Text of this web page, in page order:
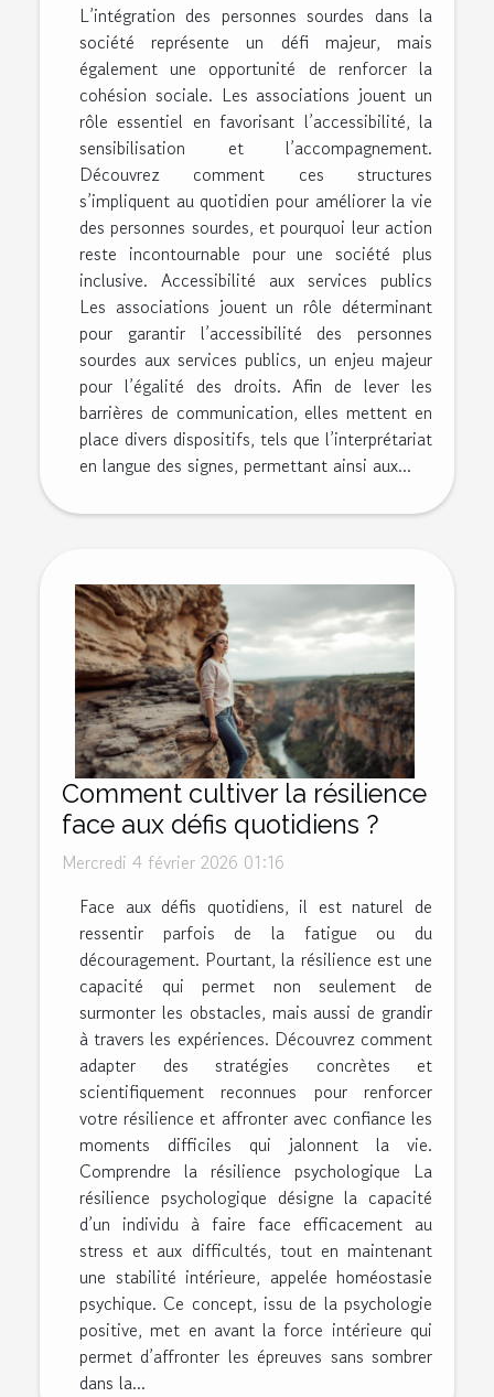
L’intégration des personnes sourdes dans la
société représente un défi majeur, mais
également une opportunité de renforcer la
cohésion sociale. Les associations jouent un
rôle essentiel en favorisant l’accessibilité, la
sensibilisation et l’accompagnement.
Découvrez comment ces structures
s’impliquent au quotidien pour améliorer la vie
des personnes sourdes, et pourquoi leur action
reste incontournable pour une société plus
inclusive. Accessibilité aux services publics
Les associations jouent un rôle déterminant
pour garantir l’accessibilité des personnes
sourdes aux services publics, un enjeu majeur
pour l’égalité des droits. Afin de lever les
barrières de communication, elles mettent en
place divers dispositifs, tels que l’interprétariat
en langue des signes, permettant ainsi aux...
Comment cultiver la résilience
face aux défis quotidiens ?
Mercredi 4 février 2026 01:16
Face aux défis quotidiens, il est naturel de
ressentir parfois de la fatigue ou du
découragement. Pourtant, la résilience est une
capacité qui permet non seulement de
surmonter les obstacles, mais aussi de grandir
à travers les expériences. Découvrez comment
adapter des stratégies concrètes et
scientifiquement reconnues pour renforcer
votre résilience et affronter avec confiance les
moments difficiles qui jalonnent la vie.
Comprendre la résilience psychologique La
résilience psychologique désigne la capacité
d’un individu à faire face efficacement au
stress et aux difficultés, tout en maintenant
une stabilité intérieure, appelée homéostasie
psychique. Ce concept, issu de la psychologie
positive, met en avant la force intérieure qui
permet d’affronter les épreuves sans sombrer
dans la...